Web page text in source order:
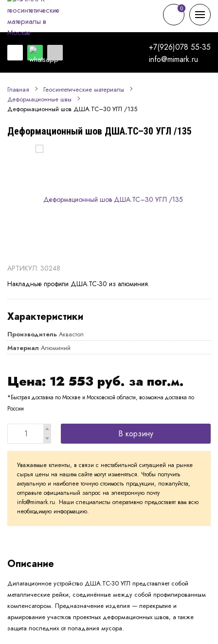
+7(926)078 55-35
info@mimark.ru
0
0
Главная
Геосинтетические материалы
Деформационные швы
Деформационный шов ДША.ТС–30 УГЛ /135
Деформационный шов ДША.ТС–30 УГЛ /135
АРТИКУЛ: 30248
Накладные профили ДША.ТС-30 из алюминия.
Характеристики
Производитель Аквастоп
Материал Алюминий
Цена: 12 553 руб. за пог.м.
*Быстрая доставка по Москве и Московской области, возможна доставка по
России
В корзину
Уважаемые клиенты, в связи с нестабильной ситуацией на рынке
сырья цены на нашем сайте могут изменяться. Чтобы получить
актуальную и наиболее точную стоимость продукции, пожалуйста,
отправьте официальный запрос на электронную почту
info@mimark.ru. Наши специалисты оперативно предоставят вам всю
необходимую информацию.
Описание
Дилатационное устройство ДША.ТС-30 УГЛ представляет собой
металлические рейки, соединённые между собой профилированным
компенсатором. Предназначение изделия — перекрытие и
армирование участков проектных деформационных швов, а также
защита последних от попадания мусора.